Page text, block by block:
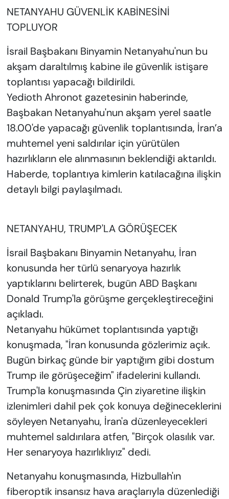
NETANYAHU GÜVENLİK KABİNESİNİ
TOPLUYOR
İsrail Başbakanı Binyamin Netanyahu'nun bu
akşam daraltılmış kabine ile güvenlik istişare
toplantısı yapacağı bildirildi.
Yedioth Ahronot gazetesinin haberinde,
Başbakan Netanyahu'nun akşam yerel saatle
18.00'de yapacağı güvenlik toplantısında, İran’a
muhtemel yeni saldırılar için yürütülen
hazırlıkların ele alınmasının beklendiği aktarıldı.
Haberde, toplantıya kimlerin katılacağına ilişkin
detaylı bilgi paylaşılmadı.
NETANYAHU, TRUMP'LA GÖRÜŞECEK
İsrail Başbakanı Binyamin Netanyahu, İran
konusunda her türlü senaryoya hazırlık
yaptıklarını belirterek, bugün ABD Başkanı
Donald Trump'la görüşme gerçekleştireceğini
açıkladı.
Netanyahu hükümet toplantısında yaptığı
konuşmada, "İran konusunda gözlerimiz açık.
Bugün birkaç günde bir yaptığım gibi dostum
Trump ile görüşeceğim" ifadelerini kullandı.
Trump'la konuşmasında Çin ziyaretine ilişkin
izlenimleri dahil pek çok konuya değineceklerini
söyleyen Netanyahu, İran'a düzenleyecekleri
muhtemel saldırılara atfen, "Birçok olasılık var.
Her senaryoya hazırlıklıyız" dedi.
Netanyahu konuşmasında, Hizbullah'ın
fiberoptik insansız hava araçlarıyla düzenlediği